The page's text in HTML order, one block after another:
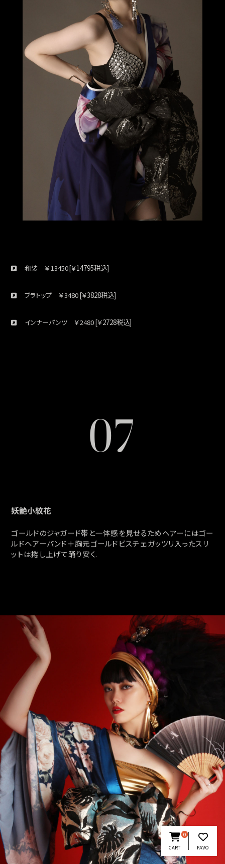
和装 ￥ 13450[￥14795税込]
ブラトップ ￥3480[￥3828税込]
インナーパンツ ￥2480[￥2728税込]
07
妖艶小紋花
ゴールドのジャガード帯と一体感を見せるためヘアーにはゴー
ルドヘアーバンド＋胸元ゴールドビスチェ.ガッツリ入ったスリ
ットは捲し上げて踊り安く.
CART
0
FAVO